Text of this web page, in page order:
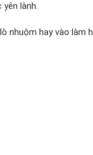
lành.
nhuộm hay vào làm